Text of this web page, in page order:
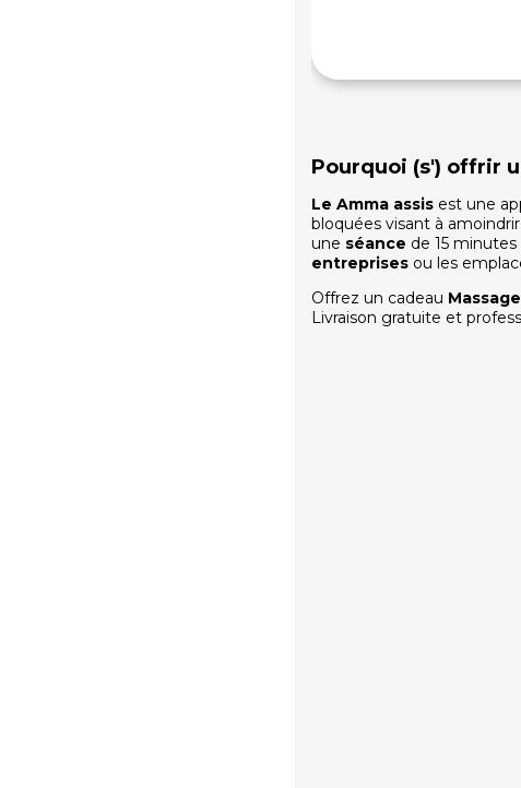
Pourquoi (s') offrir
Le Amma assis est une
bloquées visant à
une séance de 15
entreprises ou les
Offrez un cadeau
Livraison gratuite et